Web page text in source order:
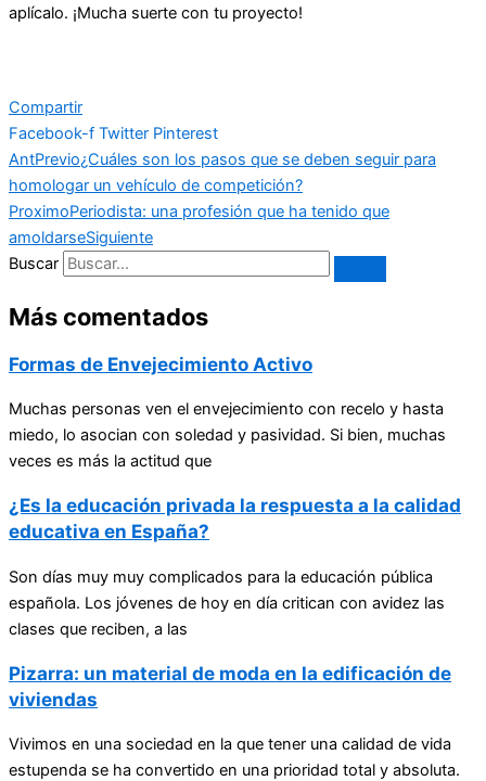
aplícalo. ¡Mucha suerte con tu proyecto!
Compartir
Facebook-f Twitter Pinterest
AntPrevio¿Cuáles son los pasos que se deben seguir para
homologar un vehículo de competición?
ProximoPeriodista: una profesión que ha tenido que
amoldarseSiguiente
Buscar
Más comentados
Formas de Envejecimiento Activo
Muchas personas ven el envejecimiento con recelo y hasta
miedo, lo asocian con soledad y pasividad. Si bien, muchas
veces es más la actitud que
¿Es la educación privada la respuesta a la calidad
educativa en España?
Son días muy muy complicados para la educación pública
española. Los jóvenes de hoy en día critican con avidez las
clases que reciben, a las
Pizarra: un material de moda en la edificación de
viviendas
Vivimos en una sociedad en la que tener una calidad de vida
estupenda se ha convertido en una prioridad total y absoluta.